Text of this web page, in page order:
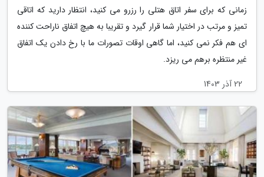
زمانی که برای سفر اتاق هتلی را رزرو می کنید، انتظار دارید که اتاقی
تمیز و مرتب در اختیار شما قرار گیرد و تقریبا به هیچ اتفاق ناراحت کننده
ای هم فکر نمی کنید، اما گاهی اوقات تصورات ما با رخ دادن یک اتفاق
غیر منتظره برهم می ریزد.
22 آذر 1403